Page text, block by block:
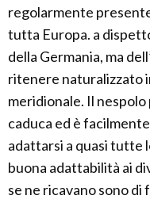
regolarmente
tutta Europa. a
della Germania, ma
ritenere naturalizzato
meridionale. Il
caduca ed è
adattarsi a quasi tutte
buona adattabilità ai
se ne ricavano sono